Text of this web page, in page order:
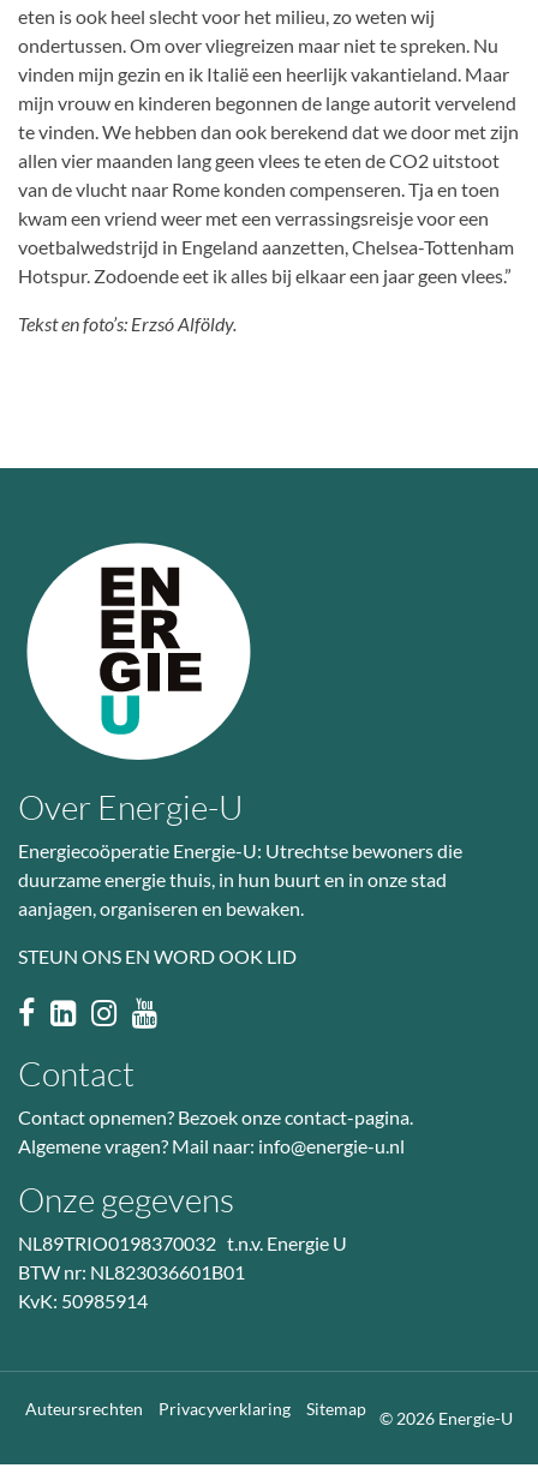
eten is ook heel slecht voor het milieu, zo weten wij
ondertussen. Om over vliegreizen maar niet te spreken. Nu
vinden mijn gezin en ik Italië een heerlijk vakantieland. Maar
mijn vrouw en kinderen begonnen de lange autorit vervelend
te vinden. We hebben dan ook berekend dat we door met zijn
allen vier maanden lang geen vlees te eten de CO2 uitstoot
van de vlucht naar Rome konden compenseren. Tja en toen
kwam een vriend weer met een verrassingsreisje voor een
voetbalwedstrijd in Engeland aanzetten, Chelsea-Tottenham
Hotspur. Zodoende eet ik alles bij elkaar een jaar geen vlees.”
Tekst en foto’s: Erzsó Alföldy.
Over Energie-U
Energiecoöperatie Energie-U: Utrechtse bewoners die
duurzame energie thuis, in hun buurt en in onze stad
aanjagen, organiseren en bewaken.
STEUN ONS EN WORD OOK LID
Contact
Contact opnemen? Bezoekonze contact-pagina.
Algemene vragen? Mail naar: info@energie-u.nl
Onze gegevens
NL89TRIO0198370032 t.n.v. Energie U
BTW nr: NL823036601B01
KvK: 50985914
© 2026 Energie-U
Auteursrechten Privacyverklaring Sitemap